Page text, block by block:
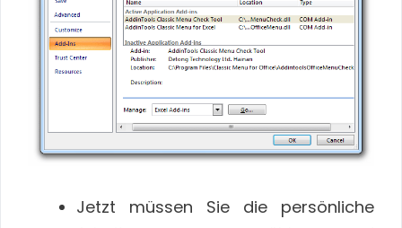
Jetzt müssen Sie die persönliche